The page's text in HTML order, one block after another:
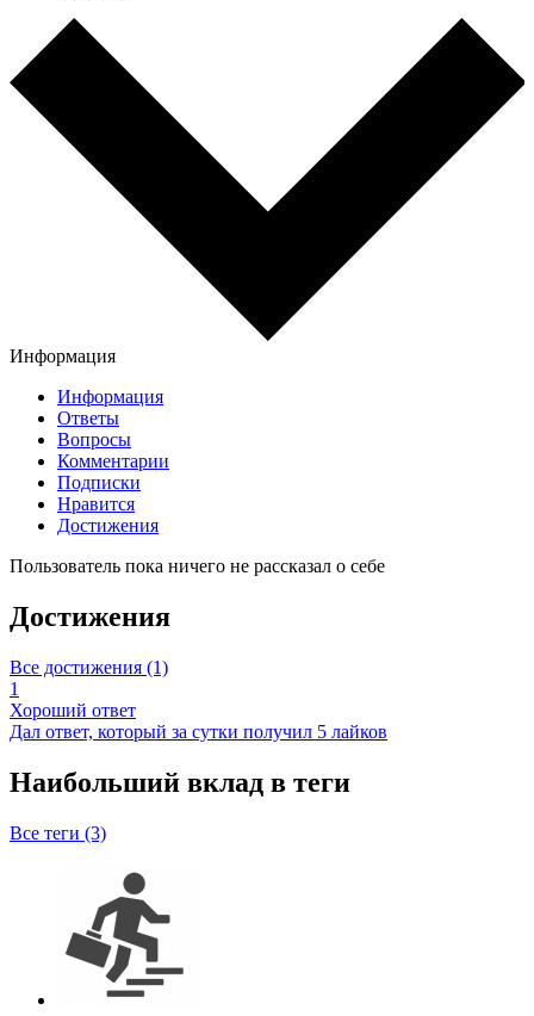
Информация
Информация
Ответы
Вопросы
Комментарии
Подписки
Нравится
Достижения
Пользователь пока ничего не рассказал о себе
Достижения
Все достижения (1)
1
Хороший ответ
Дал ответ, который за сутки получил 5 лайков
Наибольший вклад в теги
Все теги (3)